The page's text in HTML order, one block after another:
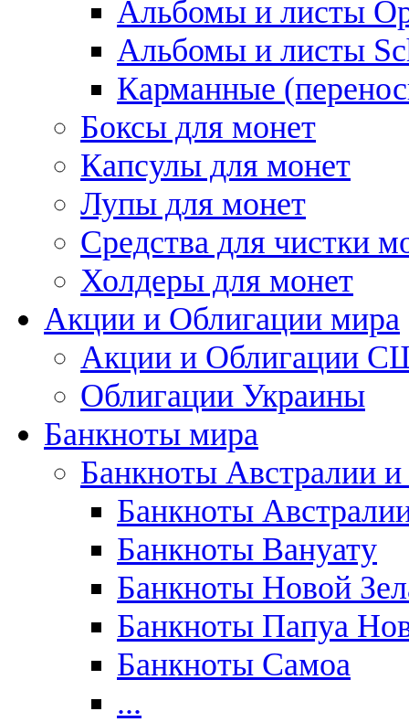
Альбомы и листы
Альбомы и листы
Карманные
Боксы для монет
Капсулы для монет
Лупы для монет
Средства для чистки
Холдеры для монет
Акции и Облигации мира
Акции и Облигации
Облигации Украины
Банкноты мира
Банкноты Австралии
Банкноты
Банкноты Вануату
Банкноты Новой
Банкноты Папуа
Банкноты Самоа
...